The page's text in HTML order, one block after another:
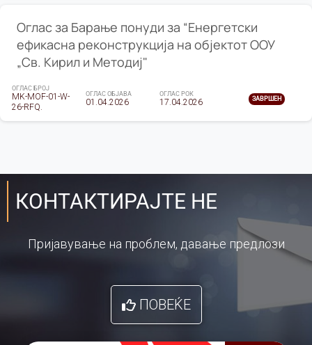
Оглас за Барање понуди за “Енергетски
ефикасна реконструкција на објектот ООУ
„Св. Кирил и Методиј"
ОГЛАС БРОЈ
MK-MOF-01-W-
26-RFQ.
ОГЛАС ОБЈАВА
01.04.2026
ОГЛАС РОК
17.04.2026 ЗАВРШЕН
КОНТАКТИРАЈТЕ НЕ
Пријавување на проблем, давање предлози
ПОВЕЌЕ